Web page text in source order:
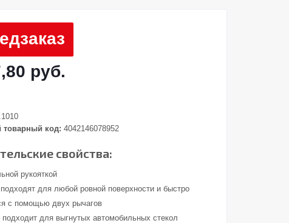
руб.
товарный код: 4042146078952
свойства:
рукояткой
подходят для любой ровной поверхности и быстро
с помощью двух рычагов
подходит для выгнутых автомобильных стекол